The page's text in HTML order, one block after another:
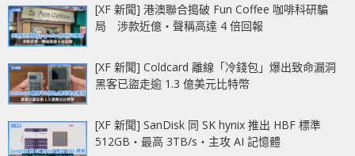
[XF 新聞] 港澳聯合搗破 Fun Coffee 咖啡科研騙
局 涉款近億‧聲稱高達 4 倍回報
[XF 新聞] Coldcard 離線「冷錢包」爆出致命漏洞
黑客已盜走逾 1.3 億美元比特幣
[XF 新聞] SanDisk 同 SK hynix 推出 HBF 標準
512GB‧最高 3TB/s‧主攻 AI 記憶體